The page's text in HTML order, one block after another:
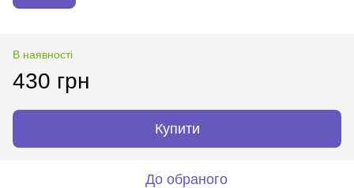
В наявності
430 грн
Купити
До обраного